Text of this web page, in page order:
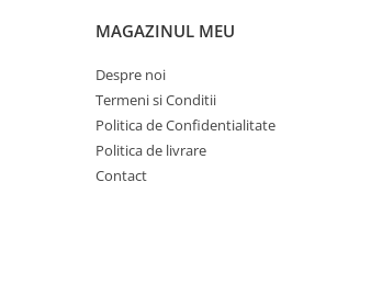
MAGAZINUL MEU
Despre noi
Termeni si Conditii
Politica de Confidentialitate
Politica de livrare
Contact